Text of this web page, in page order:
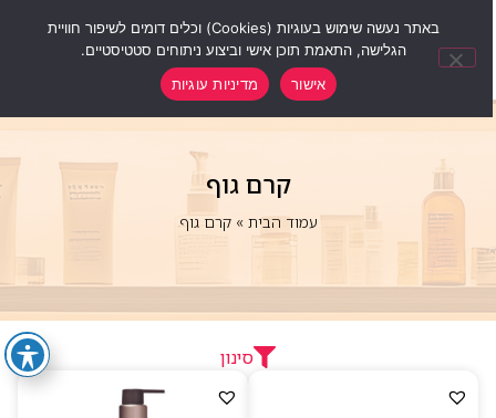
קרם גוף
עמוד הבית» קרם גוף
סינון
באתר נעשה שימוש בעוגיות (Cookies) וכלים דומים לשיפור חוויית
הגלישה, התאמת תוכן אישי וביצוע ניתוחים סטטיסטיים.
אישור
מדיניות עוגיות